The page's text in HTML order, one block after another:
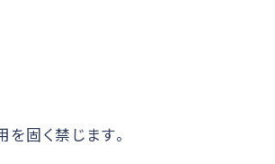
固く禁じます。